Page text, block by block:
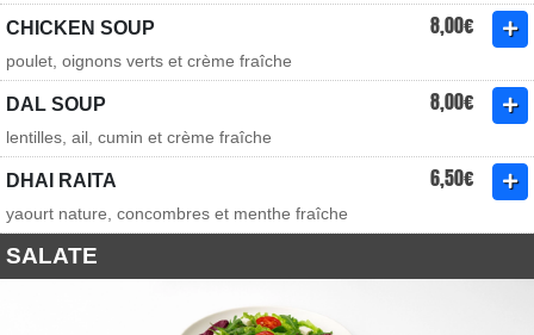
CHICKEN SOUP 8,00€
poulet, oignons verts et crème fraîche
DAL SOUP 8,00€
lentilles, ail, cumin et crème fraîche
DHAI RAITA 6,50€
yaourt nature, concombres et menthe fraîche
SALATE